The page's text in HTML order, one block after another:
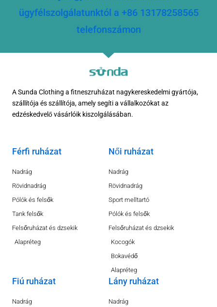
ügyfélszolgálatunktól a +86 13178258565
telefonszámon
A Sunda Clothing a fitneszruházat nagykereskedelmi gyártója,
szállítója és szállítója, amely segíti a vállalkozókat az
edzéskedvelő vásárlóik kiszolgálásában.
Férfi ruházat
Nadrág
Rövidnadrág
Pólók és felsők
Tank felsők
Felsőruházat és dzsekik
Alapréteg
Női ruházat
Nadrág
Rövidnadrág
Sport melltartó
Pólók és felsők
Felsőruházat és dzsekik
Kocogók
Bokavédő
Alapréteg
Fiú ruházat
Nadrág
Lány ruházat
Nadrág